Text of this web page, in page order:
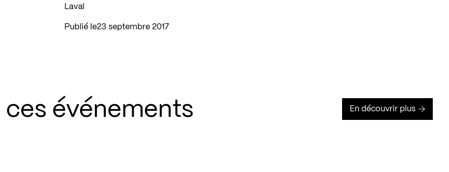
Laval
Publié le 23 septembre 2017
ces événements En découvrir plus